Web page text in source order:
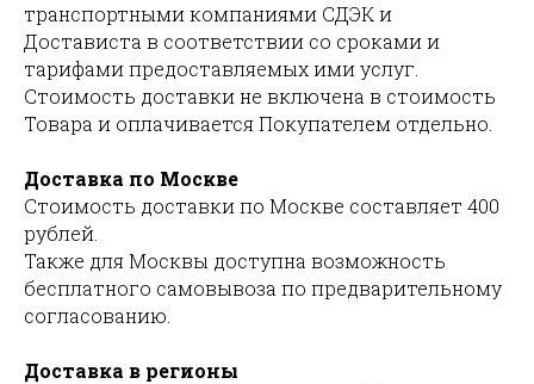
транспортными компаниями СДЭК и
Достависта в соответствии со сроками и
тарифами предоставляемых ими услуг.
Стоимость доставки не включена в стоимость
Товара и оплачивается Покупателем отдельно.
Доставка по Москве
Стоимость доставки по Москве составляет 400
рублей.
Также для Москвы доступна возможность
бесплатного самовывоза по предварительному
согласованию.
Доставка в регионы